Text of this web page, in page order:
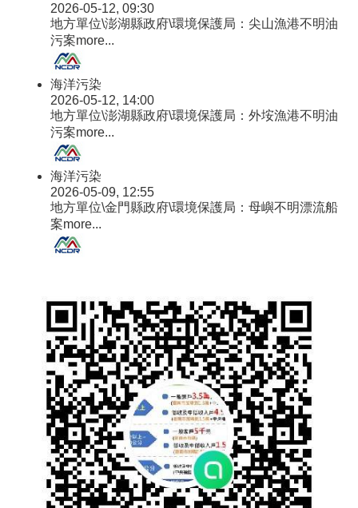
2026-05-12, 09:30
地方單位\澎湖縣政府\環境保護局：尖山漁港不明油
污案more...
海洋污染
2026-05-12, 14:00
地方單位\澎湖縣政府\環境保護局：外垵漁港不明油
污案more...
海洋污染
2026-05-09, 12:55
地方單位\金門縣政府\環境保護局：母嶼不明漂流船
案more...